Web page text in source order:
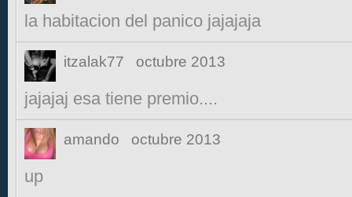
la habitacion del panico jajajaja
itzalak77 octubre 2013
jajajaj esa tiene premio....
amando octubre 2013
up